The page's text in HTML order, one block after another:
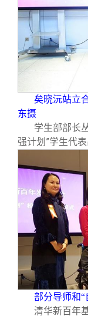
矣晓沅站立
东摄
学生部部长
强计划”学生代
部分导师和
清华新百年